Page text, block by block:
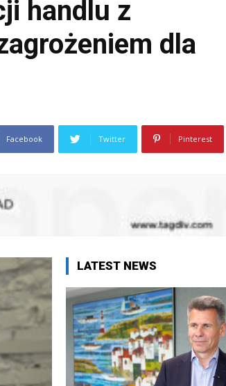
handlu z
dla
Facebook Twitter Pinterest
LATEST NEWS